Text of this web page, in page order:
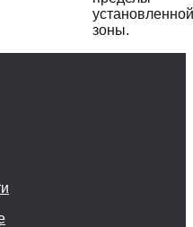
установленной
зоны.